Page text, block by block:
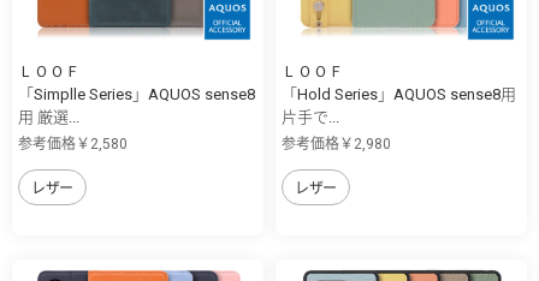
ＬＯＯＦ
「Simplle Series」AQUOS sense8
用 厳選...
参考価格￥2,580
レザー
ＬＯＯＦ
「Hold Series」AQUOS sense8用
片手で...
参考価格￥2,980
レザー